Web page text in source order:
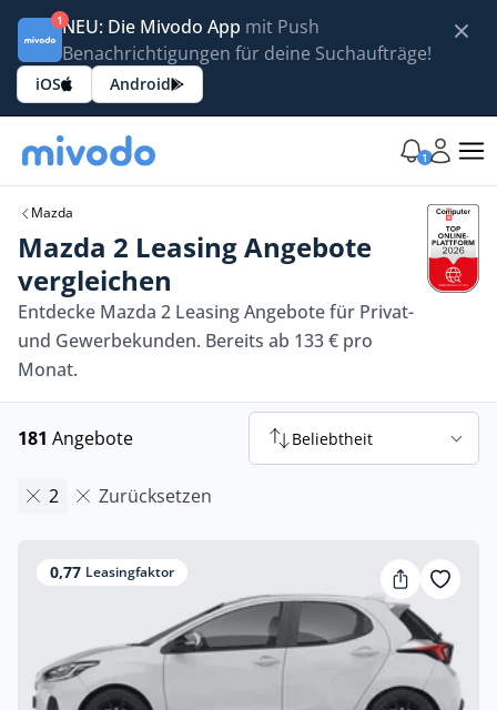
1NEU: Die Mivodo App mit Push
Benachrichtigungen für deine Suchaufträge!
iOS Android
1
Mazda
Mazda 2 Leasing Angebote
vergleichen
Entdecke Mazda 2 Leasing Angebote für Privat-
und Gewerbekunden. Bereits ab 133 € pro
Monat.
181 Angebote Beliebtheit
2 Zurücksetzen
0,77 Leasingfaktor